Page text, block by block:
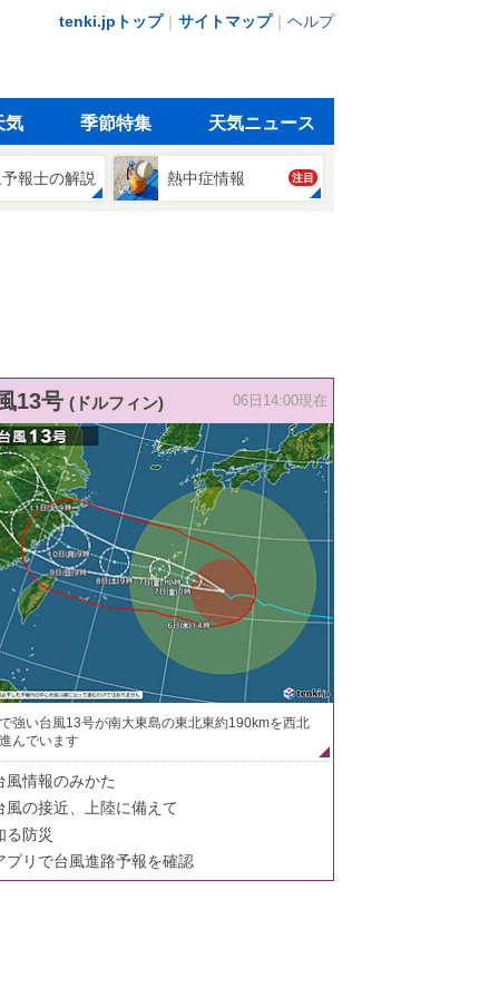
tenki.jpトップ｜ サイトマップ｜ ヘルプ
気 季節特集 天気ニュース
報士の解説 熱中症情報 注目
13号 (ドルフィン) 06日14:00現在
強い台風13号が南大東島の東北東約190kmを西北
んでいます
風情報のみかた
風の接近、上陸に備えて
る防災
プリで台風進路予報を確認